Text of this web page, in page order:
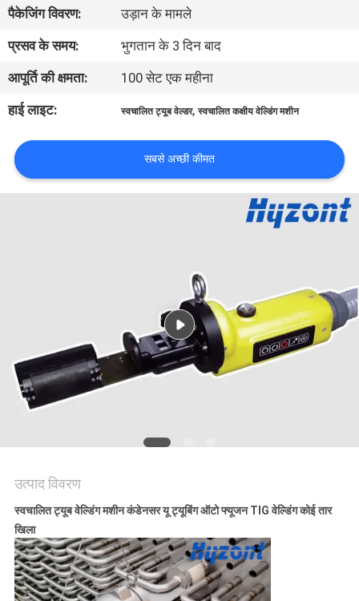
गुणवत्ता
नियंत्रण
एक
उद्धरण
का
गोपनीयता
नीति
पैकेजिंग विवरण:
उड़ान के मामले
प्रसव के समय:
भुगतान के 3 दिन बाद
आपूर्ति की क्षमता:
100 सेट एक महीना
हाई लाइट:
स्वचालित ट्यूब वेल्डर,स्वचालित कक्षीय वेल्डिंग मशीन
सबसे अच्छी कीमत
उत्पाद विवरण
स्वचालित ट्यूब वेल्डिंग मशीन कंडेनसर यू ट्यूबिंग ऑटो फ्यूजन TIG वेल्डिंग कोई तार
खिला